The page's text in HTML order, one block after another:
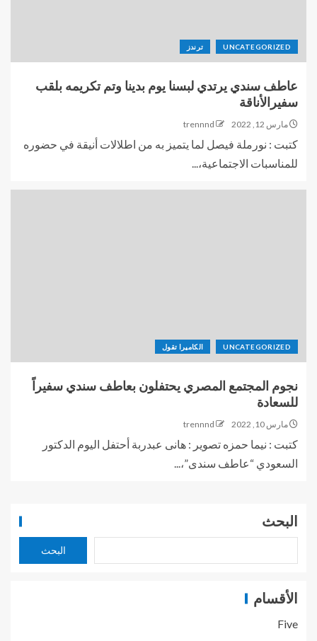
UNCATEGORIZED ترندز
عاطف سندي يرتدي لبسنا يوم بدينا وتم تكريمه بلقب
سفيرالأناقة
مارس 12, 2022 trennnd
كتبت : نورملة فيصل لما يتميز به من اطلالات أنيقة في حضوره
للمناسبات الاجتماعية،...
UNCATEGORIZED الكاميرا تقول
نجوم المجتمع المصري يحتفلون بعاطف سندي سفيراً
للسعادة
مارس 10, 2022 trennnd
كتبت : نيما حمزه تصوير : هانى عبدربة أحتفل اليوم الدكتور
السعودي “عاطف سندى”،...
البحث
البحث
الأقسام
Five